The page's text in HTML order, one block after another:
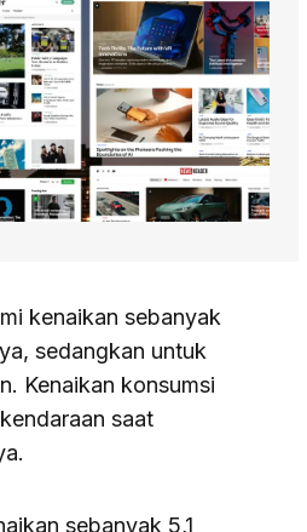
kenaikan sebanyak
sedangkan untuk
Kenaikan konsumsi
saat
sebanyak 5,1